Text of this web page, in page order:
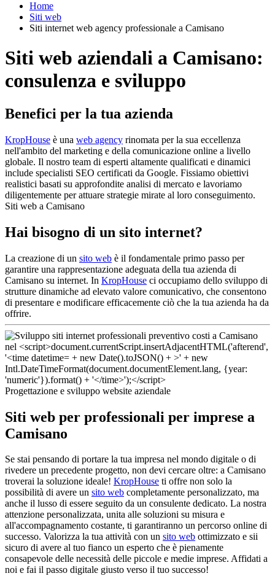
Home
Siti web
Siti internet web agency professionale a Camisano
Siti web aziendali a Camisano:
consulenza e sviluppo
Benefici per la tua azienda
KropHouse è una web agency rinomata per la sua eccellenza
nell'ambito del marketing e della comunicazione online a livello
globale. Il nostro team di esperti altamente qualificati e dinamici
include specialisti SEO certificati da Google. Fissiamo obiettivi
realistici basati su approfondite analisi di mercato e lavoriamo
diligentemente per attuare strategie mirate al loro conseguimento.
Siti web a Camisano
Hai bisogno di un sito internet?
La creazione di un sito web è il fondamentale primo passo per
garantire una rappresentazione adeguata della tua azienda di
Camisano su internet. In KropHouse ci occupiamo dello sviluppo di
strutture dinamiche ad elevato valore comunicativo, che consentono
di presentare e modificare efficacemente ciò che la tua azienda ha da
offrire.
Progettazione e sviluppo website aziendale
Siti web per professionali per imprese a
Camisano
Se stai pensando di portare la tua impresa nel mondo digitale o di
rivedere un precedente progetto, non devi cercare oltre: a Camisano
troverai la soluzione ideale! KropHouse ti offre non solo la
possibilità di avere un sito web completamente personalizzato, ma
anche il lusso di essere seguito da un consulente dedicato. La nostra
attenzione personalizzata, unita alle soluzioni su misura e
all'accompagnamento costante, ti garantiranno un percorso online di
successo. Valorizza la tua attività con un sito web ottimizzato e sii
sicuro di avere al tuo fianco un esperto che è pienamente
consapevole delle necessità delle piccole e medie imprese. Affidati a
noi e fai il passo digitale giusto verso il tuo successo!